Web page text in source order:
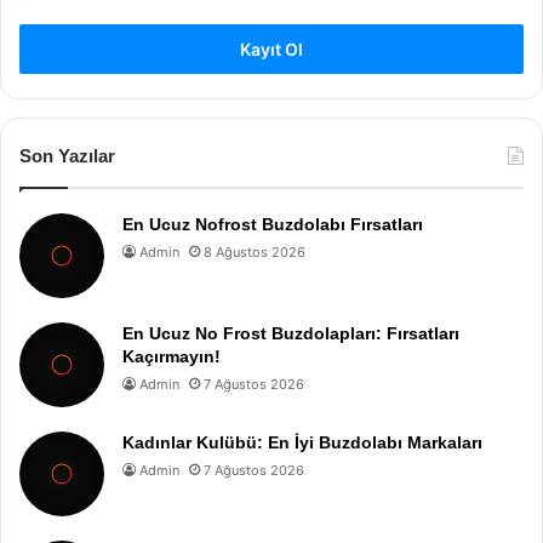
Kayıt Ol
Son Yazılar
En Ucuz Nofrost Buzdolabı Fırsatları
Admin 8 Ağustos 2026
En Ucuz No Frost Buzdolapları: Fırsatları
Kaçırmayın!
Admin 7 Ağustos 2026
Kadınlar Kulübü: En İyi Buzdolabı Markaları
Admin 7 Ağustos 2026